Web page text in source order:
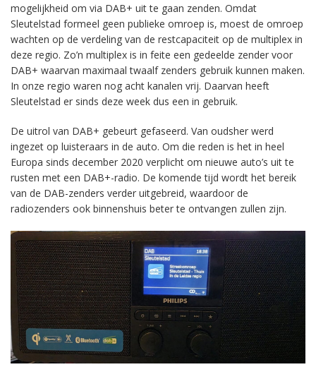
mogelijkheid om via DAB+ uit te gaan zenden. Omdat
Sleutelstad formeel geen publieke omroep is, moest de omroep
wachten op de verdeling van de restcapaciteit op de multiplex in
deze regio. Zo’n multiplex is in feite een gedeelde zender voor
DAB+ waarvan maximaal twaalf zenders gebruik kunnen maken.
In onze regio waren nog acht kanalen vrij. Daarvan heeft
Sleutelstad er sinds deze week dus een in gebruik.
De uitrol van DAB+ gebeurt gefaseerd. Van oudsher werd
ingezet op luisteraars in de auto. Om die reden is het in heel
Europa sinds december 2020 verplicht om nieuwe auto’s uit te
rusten met een DAB+-radio. De komende tijd wordt het bereik
van de DAB-zenders verder uitgebreid, waardoor de
radiozenders ook binnenshuis beter te ontvangen zullen zijn.